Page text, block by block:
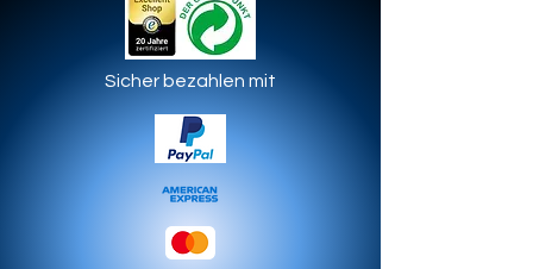
Sicher bezahlen mit